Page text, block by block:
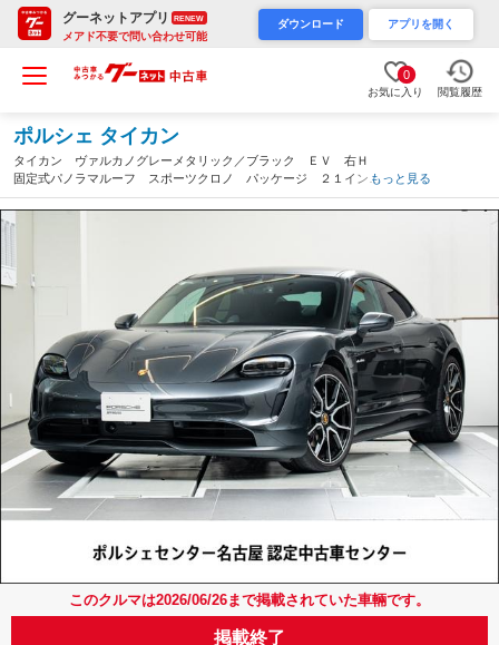
グーネットアプリ RENEW
メアド不要で問い合わせ可能
ダウンロード アプリを開く
0
お気に入り 閲覧履歴
ポルシェ タイカン
タイカン ヴァルカノグレーメタリック／ブラック ＥＶ 右Ｈ
固定式パノラマルーフ スポーツクロノ パッケージ ２１イン
チ ＲＳ Ｓｐｙｄｅｒ Ｄｅｓｉｇｎ ホイール ＢＯＳＥR
サラウンド サウンド システム（愛知県）
もっと見る
このクルマは2026/06/26まで掲載されていた車輛です。
掲載終了